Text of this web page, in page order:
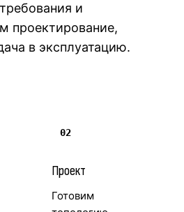
и
проектирование,
в эксплуатацию.
02
Проект
Готовим